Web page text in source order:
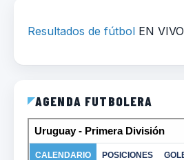
Resultados de fútbol EN VIVO
AGENDA FUTBOLERA